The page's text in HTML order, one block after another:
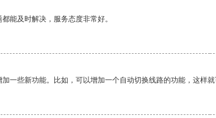
能及时解决，服务态度非常好。
一些新功能。比如，可以增加一个自动切换线路的功能，这样